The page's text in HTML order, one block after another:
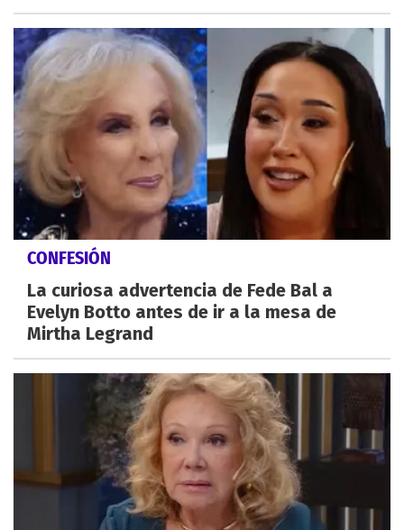
CONFESIÓN
La curiosa advertencia de Fede Bal a
Evelyn Botto antes de ir a la mesa de
Mirtha Legrand